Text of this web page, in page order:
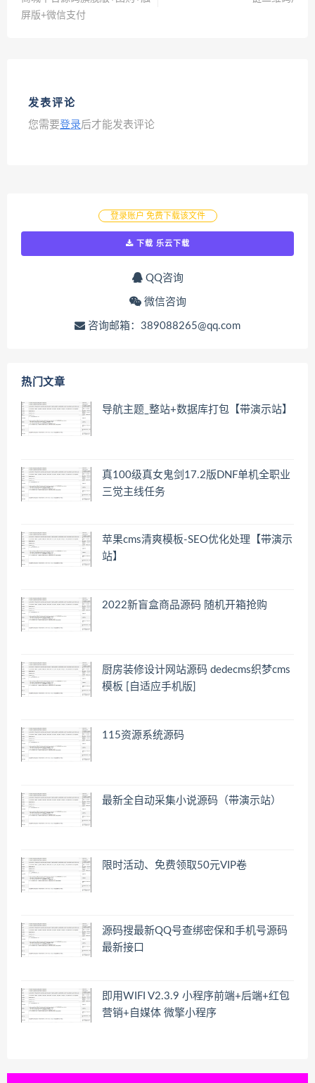
屏版+微信支付
发表评论
您需要登录后才能发表评论
登录账户 免费下载该文件
下载 乐云下载
QQ咨询
微信咨询
咨询邮箱：389088265@qq.com
热门文章
导航主题_整站+数据库打包【带演示站】
真100级真女鬼剑17.2版DNF单机全职业
三觉主线任务
苹果cms清爽模板-SEO优化处理【带演示
站】
2022新盲盒商品源码 随机开箱抢购
厨房装修设计网站源码 dedecms织梦cms
模板 [自适应手机版]
115资源系统源码
最新全自动采集小说源码（带演示站）
限时活动、免费领取50元VIP卷
源码搜最新QQ号查绑密保和手机号源码
最新接口
即用WIFI V2.3.9 小程序前端+后端+红包
营销+自媒体 微擎小程序